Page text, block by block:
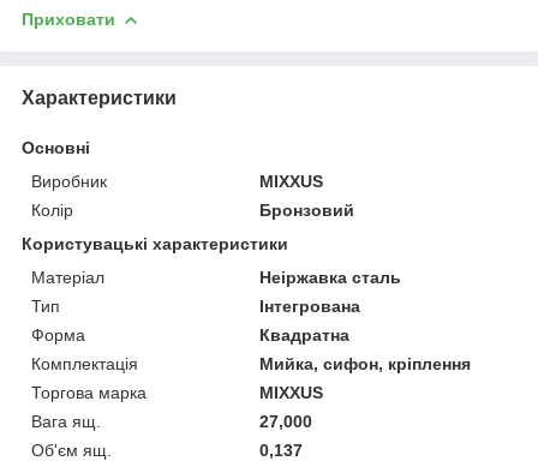
Приховати
Характеристики
Основні
Виробник
MIXXUS
Колір
Бронзовий
Користувацькі характеристики
Матеріал
Неіржавка сталь
Тип
Інтегрована
Форма
Квадратна
Комплектація
Мийка, сифон, кріплення
Торгова марка
MIXXUS
Вага ящ.
27,000
Об'єм ящ.
0,137